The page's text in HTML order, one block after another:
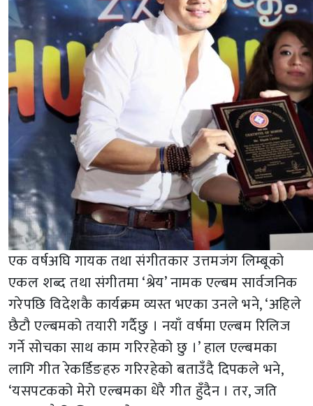
एक वर्षअघि गायक तथा संगीतकार उत्तमजंग लिम्बूको
एकल शब्द तथा संगीतमा ‘श्रेय’ नामक एल्बम सार्वजनिक
गरेपछि विदेशकै कार्यक्रम व्यस्त भएका उनले भने, ‘अहिले
छैटौ एल्बमको तयारी गर्दैछु । नयाँ वर्षमा एल्बम रिलिज
गर्ने सोचका साथ काम गरिरहेको छु ।’ हाल एल्बमका
लागि गीत रेकर्डिङहरु गरिरहेको बताउँदै दिपकले भने,
‘यसपटकको मेरो एल्बमका धेरै गीत हुँदैन । तर, जति